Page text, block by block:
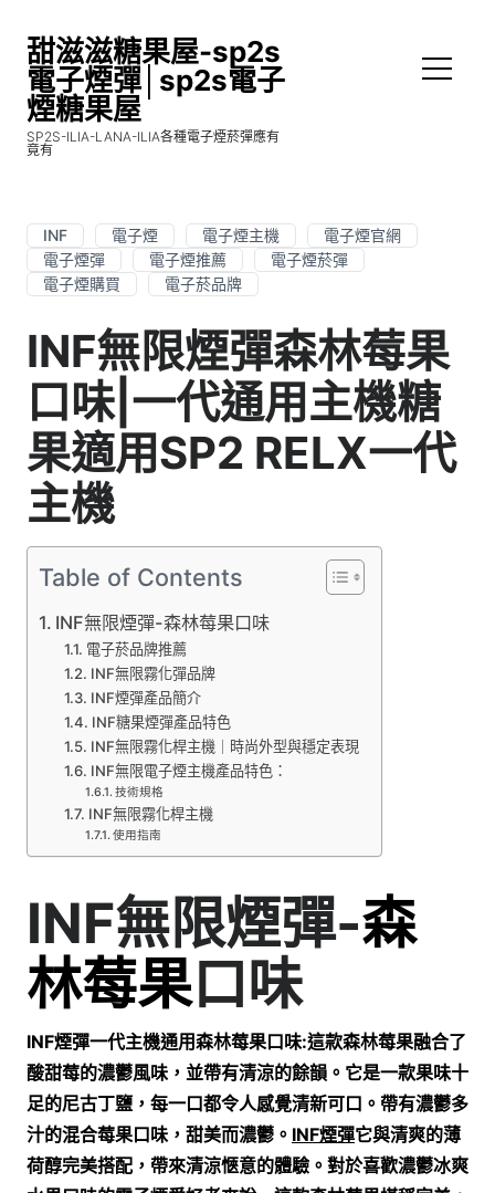
甜滋滋糖果屋-sp2s
電子煙彈│sp2s電子
煙糖果屋
SP2S-ILIA-LANA-ILIA各種電子煙菸彈應有
竟有
INF 電子煙 電子煙主機
電子煙官網
電子煙彈
電子煙推薦
電子煙菸彈
電子煙購買
電子菸品牌
INF無限煙彈森林莓果
口味|一代通用主機糖
果適用SP2 RELX一代
主機
Table of Contents
INF無限煙彈-森林莓果口味
電子菸品牌推薦
INF無限霧化彈品牌
INF煙彈產品簡介
INF糖果煙彈產品特色
INF無限霧化桿主機｜時尚外型與穩定表現
INF無限電子煙主機產品特色：
技術規格
INF無限霧化桿主機
使用指南
INF無限煙彈-森
林莓果口味
INF煙彈一代主機通用森林莓果口味:這款森林莓果融合了
酸甜莓的濃鬱風味，並帶有清涼的餘韻。它是一款果味十
足的尼古丁鹽，每一口都令人感覺清新可口。帶有濃鬱多
汁的混合莓果口味，甜美而濃鬱。 INF煙彈它與清爽的薄
荷醇完美搭配，帶來清涼愜意的體驗。對於喜歡濃鬱冰爽